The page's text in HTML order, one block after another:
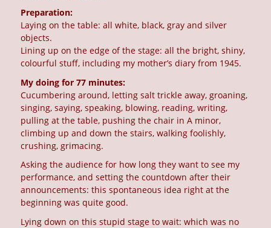
Preparation:
Laying on the table: all white, black, gray and silver
objects.
Lining up on the edge of the stage: all the bright, shiny,
colourful stuff, including my mother’s diary from 1945.
My doing for 77 minutes:
Cucumbering around, letting salt trickle away, groaning,
singing, saying, speaking, blowing, reading, writing,
pulling at the table, pushing the chair in A minor,
climbing up and down the stairs, walking foolishly,
crushing, grimacing.
Asking the audience for how long they want to see my
performance, and setting the countdown after their
announcements: this spontaneous idea right at the
beginning was quite good.
Lying down on this stupid stage to wait: which was no